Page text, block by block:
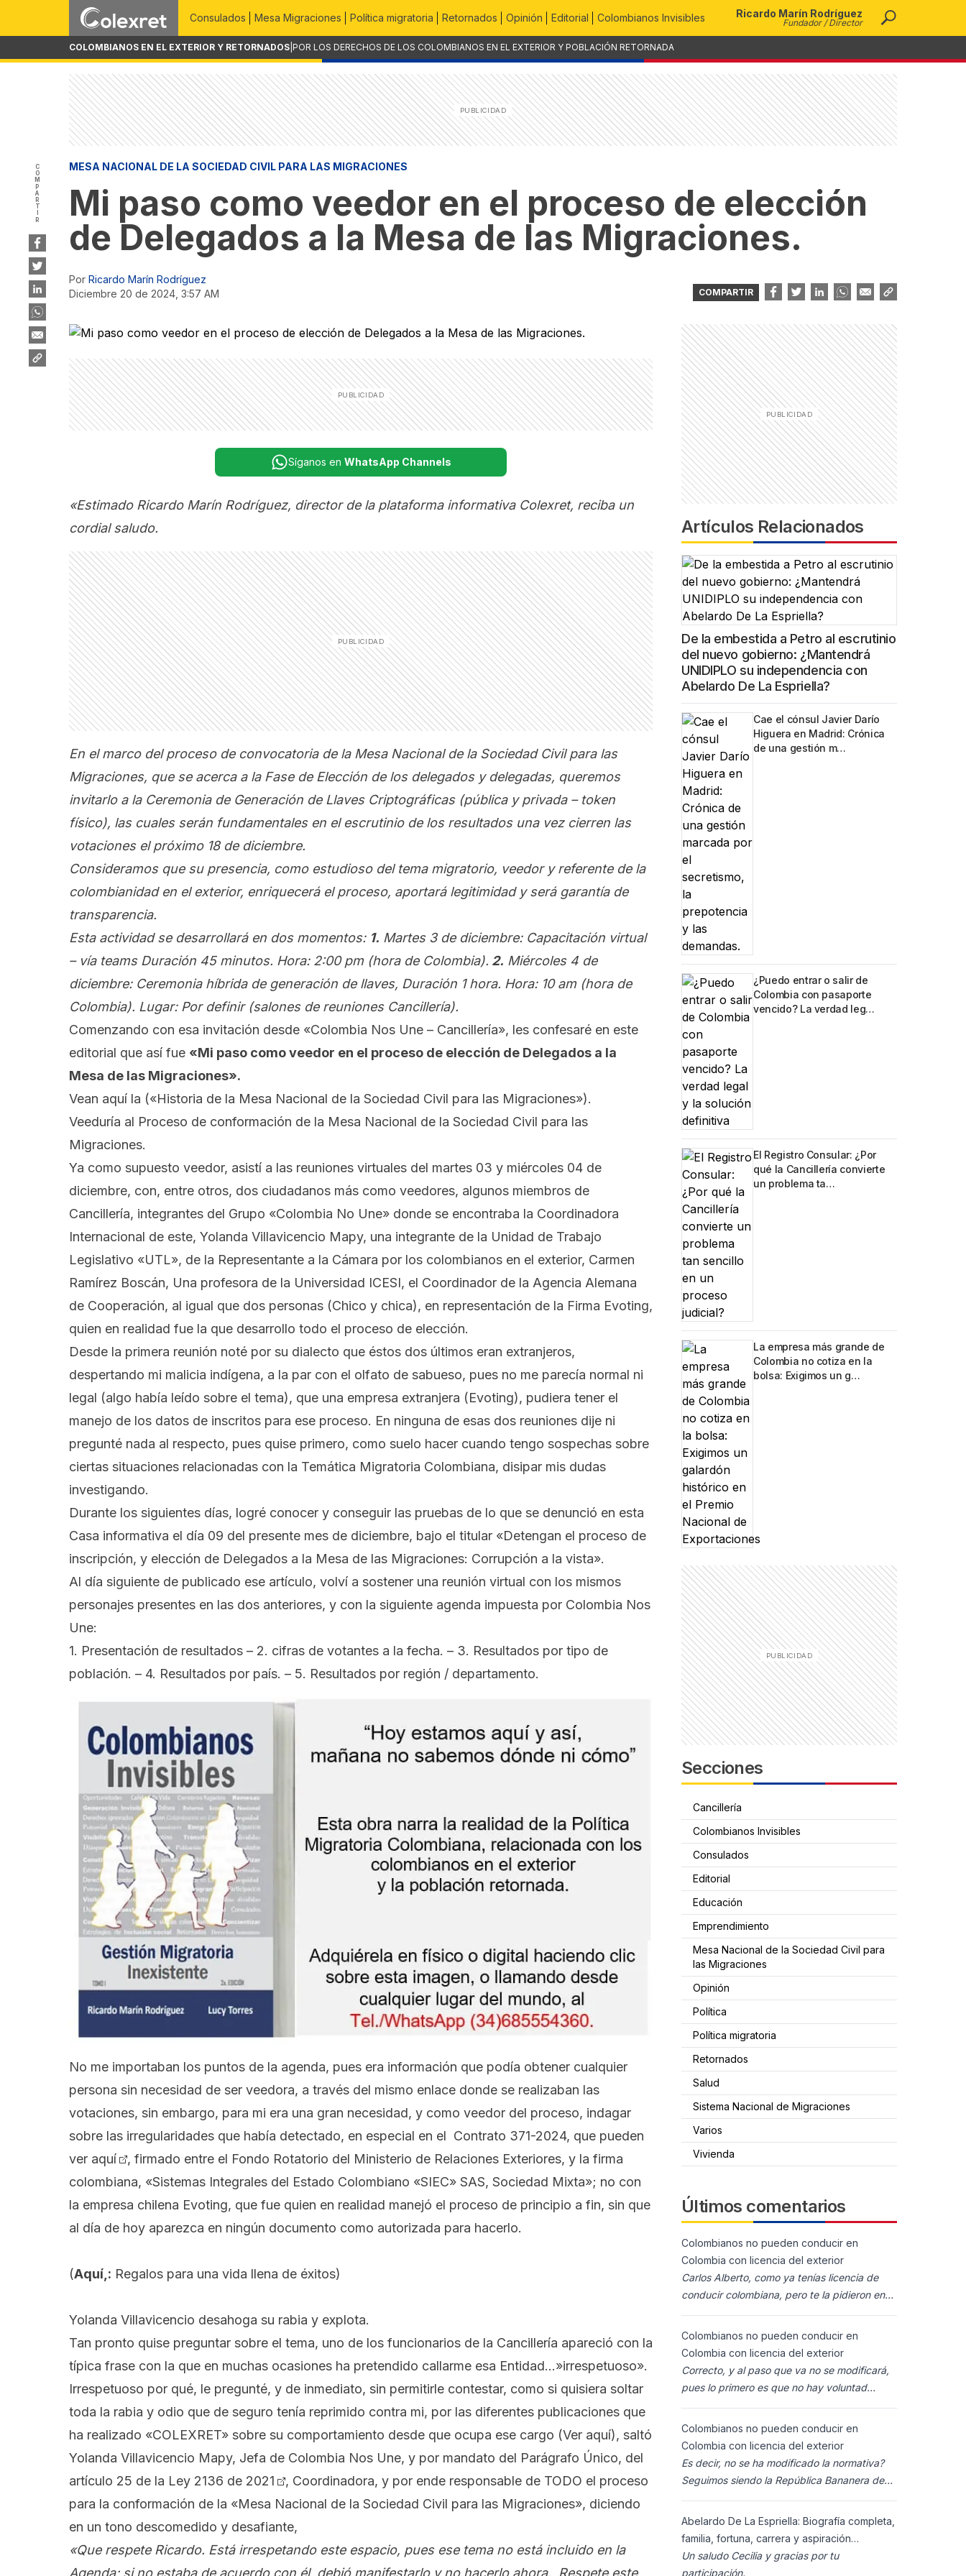
Consulados Mesa Migraciones Política migratoria Retornados Opinión Editorial Colombianos Invisibles Ricardo Marín Rodríguez
Fundador / Director
COLOMBIANOS EN EL EXTERIOR Y RETORNADOS POR LOS DERECHOS DE LOS COLOMBIANOS EN EL EXTERIOR Y POBLACIÓN RETORNADA
COMPARTIR MESA NACIONAL DE LA SOCIEDAD CIVIL PARA LAS MIGRACIONES
Mi paso como veedor en el proceso de elección
de Delegados a la Mesa de las Migraciones.
Por Ricardo Marín Rodríguez
diciembre 20 de 2024, 3:57 AM
COMPARTIR
Síganos en WhatsApp Channels
«Estimado Ricardo Marín Rodríguez, director de la plataforma informativa Colexret, reciba un
cordial saludo.
En el marco del proceso de convocatoria de la Mesa Nacional de la Sociedad Civil para las
Migraciones, que se acerca a la Fase de Elección de los delegados y delegadas, queremos
invitarlo a la Ceremonia de Generación de Llaves Criptográficas (pública y privada – token
físico), las cuales serán fundamentales en el escrutinio de los resultados una vez cierren las
votaciones el próximo 18 de diciembre.
Consideramos que su presencia, como estudioso del tema migratorio, veedor y referente de la
colombianidad en el exterior, enriquecerá el proceso, aportará legitimidad y será garantía de
transparencia.
Esta actividad se desarrollará en dos momentos: 1. Martes 3 de diciembre: Capacitación virtual
– vía teams Duración 45 minutos. Hora: 2:00 pm (hora de Colombia). 2. Miércoles 4 de
diciembre: Ceremonia híbrida de generación de llaves, Duración 1 hora. Hora: 10 am (hora de
Colombia). Lugar: Por definir (salones de reuniones Cancillería).
Comenzando con esa invitación desde «Colombia Nos Une – Cancillería», les confesaré en este
editorial que así fue «Mi paso como veedor en el proceso de elección de Delegados a la
Mesa de las Migraciones».
Vean aquí la («Historia de la Mesa Nacional de la Sociedad Civil para las Migraciones»).
Veeduría al Proceso de conformación de la Mesa Nacional de la Sociedad Civil para las
Migraciones.
Ya como supuesto veedor, asistí a las reuniones virtuales del martes 03 y miércoles 04 de
diciembre, con, entre otros, dos ciudadanos más como veedores, algunos miembros de
Cancillería, integrantes del Grupo «Colombia No Une» donde se encontraba la Coordinadora
Internacional de este, Yolanda Villavicencio Mapy, una integrante de la Unidad de Trabajo
Legislativo «UTL», de la Representante a la Cámara por los colombianos en el exterior, Carmen
Ramírez Boscán, Una profesora de la Universidad ICESI, el Coordinador de la Agencia Alemana
de Cooperación, al igual que dos personas (Chico y chica), en representación de la Firma Evoting,
quien en realidad fue la que desarrollo todo el proceso de elección.
Desde la primera reunión noté por su dialecto que éstos dos últimos eran extranjeros,
despertando mi malicia indígena, a la par con el olfato de sabueso, pues no me parecía normal ni
legal (algo había leído sobre el tema), que una empresa extranjera (Evoting), pudiera tener el
manejo de los datos de inscritos para ese proceso. En ninguna de esas dos reuniones dije ni
pregunté nada al respecto, pues quise primero, como suelo hacer cuando tengo sospechas sobre
ciertas situaciones relacionadas con la Temática Migratoria Colombiana, disipar mis dudas
investigando.
Durante los siguientes días, logré conocer y conseguir las pruebas de lo que se denunció en esta
Casa informativa el día 09 del presente mes de diciembre, bajo el titular «Detengan el proceso de
inscripción, y elección de Delegados a la Mesa de las Migraciones: Corrupción a la vista».
Al día siguiente de publicado ese artículo, volví a sostener una reunión virtual con los mismos
personajes presentes en las dos anteriores, y con la siguiente agenda impuesta por Colombia Nos
Une:
1. Presentación de resultados – 2. cifras de votantes a la fecha. – 3. Resultados por tipo de
población. – 4. Resultados por país. – 5. Resultados por región / departamento.
No me importaban los puntos de la agenda, pues era información que podía obtener cualquier
persona sin necesidad de ser veedora, a través del mismo enlace donde se realizaban las
votaciones, sin embargo, para mi era una gran necesidad, y como veedor del proceso, indagar
sobre las irregularidades que había detectado, en especial en el Contrato 371-2024, que pueden
ver aquí
, firmado entre el Fondo Rotatorio del Ministerio de Relaciones Exteriores, y la firma
colombiana, «Sistemas Integrales del Estado Colombiano «SIEC» SAS, Sociedad Mixta»; no con
la empresa chilena Evoting, que fue quien en realidad manejó el proceso de principio a fin, sin que
al día de hoy aparezca en ningún documento como autorizada para hacerlo.
(Aquí,: Regalos para una vida llena de éxitos)
Yolanda Villavicencio desahoga su rabia y explota.
Tan pronto quise preguntar sobre el tema, uno de los funcionarios de la Cancillería apareció con la
típica frase con la que en muchas ocasiones ha pretendido callarme esa Entidad…»irrespetuoso».
Irrespetuoso por qué, le pregunté, y de inmediato, sin permitirle contestar, como si quisiera soltar
toda la rabia y odio que de seguro tenía reprimido contra mi, por las diferentes publicaciones que
ha realizado «COLEXRET» sobre su comportamiento desde que ocupa ese cargo (Ver aquí), saltó
Yolanda Villavicencio Mapy, Jefa de Colombia Nos Une, y por mandato del Parágrafo Único, del
artículo 25 de la Ley 2136 de 2021
, Coordinadora, y por ende responsable de TODO el proceso
para la conformación de la «Mesa Nacional de la Sociedad Civil para las Migraciones», diciendo
en un tono descomedido y desafiante,
«Que respete Ricardo. Está irrespetando este espacio, pues ese tema no está incluido en la
Artículos Relacionados
De la embestida a Petro al escrutinio
del nuevo gobierno: ¿Mantendrá
UNIDIPLO su independencia con
Abelardo De La Espriella?
Cae el cónsul Javier Darío
Higuera en Madrid: Crónica
de una gestión m…
¿Puedo entrar o salir de
Colombia con pasaporte
vencido? La verdad leg…
El Registro Consular: ¿Por
qué la Cancillería convierte
un problema ta…
La empresa más grande de
Colombia no cotiza en la
bolsa: Exigimos un g…
Secciones
Cancillería
Colombianos Invisibles
Consulados
Editorial
Educación
Emprendimiento
Mesa Nacional de la Sociedad Civil para
las Migraciones
Opinión
Política
Política migratoria
Retornados
Salud
Sistema Nacional de Migraciones
Varios
Vivienda
Últimos comentarios
Colombianos no pueden conducir en
Colombia con licencia del exterior
Carlos Alberto, como ya tenías licencia de
conducir colombiana, pero te la pidieron en
Colombia (s
Colombianos no pueden conducir en
Colombia con licencia del exterior
Correcto, y al paso que va no se modificará,
pues lo primero es que no hay voluntad
ciudadanos n
Colombianos no pueden conducir en
Colombia con licencia del exterior
Es decir, no se ha modificado la normativa?
Seguimos siendo la República Bananera de
Abelardo De La Espriella: Biografía completa,
familia, fortuna, carrera y aspiración
presidencial 2026.
Un saludo Cecilia y gracias por tu
participación.